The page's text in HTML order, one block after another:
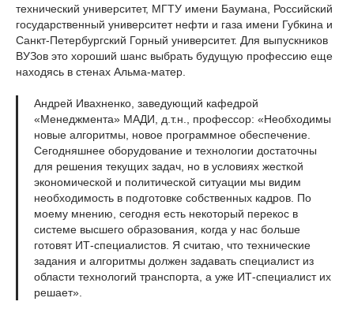
технический университет, МГТУ имени Баумана, Российский
государственный университет нефти и газа имени Губкина и
Санкт-Петербургский Горный университет. Для выпускников
ВУЗов это хороший шанс выбрать будущую профессию еще
находясь в стенах Альма-матер.
Андрей Ивахненко, заведующий кафедрой
«Менеджмента» МАДИ, д.т.н., профессор: «Необходимы
новые алгоритмы, новое программное обеспечение.
Сегодняшнее оборудование и технологии достаточны
для решения текущих задач, но в условиях жесткой
экономической и политической ситуации мы видим
необходимость в подготовке собственных кадров. По
моему мнению, сегодня есть некоторый перекос в
системе высшего образования, когда у нас больше
готовят ИТ-специалистов. Я считаю, что технические
задания и алгоритмы должен задавать специалист из
области технологий транспорта, а уже ИТ-специалист их
решает».